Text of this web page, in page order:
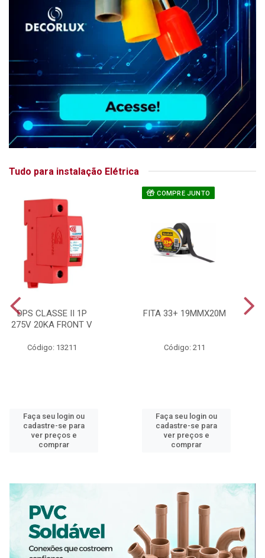
Tudo para instalação Elétrica
DPS CLASSE II 1P
275V 20KA FRONT V
Código: 13211
Faça seu login ou
cadastre-se para
ver preços e
comprar
COMPRE JUNTO
FITA 33+ 19MMX20M
Código: 211
Faça seu login ou
cadastre-se para
ver preços e
comprar